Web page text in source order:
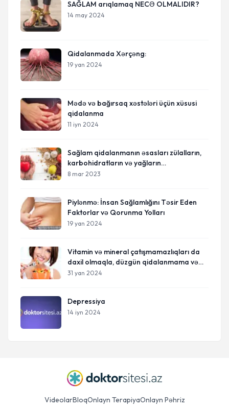
SAĞLAM arıqlamaq NECƏ OLMALIDIR?
14 may 2024
Qidalanmada Xərçəng:
19 yan 2024
Mədə və bağırsaq xəstələri üçün xüsusi
qidalanma
11 iyn 2024
Sağlam qidalanmanın əsasları zülalların,
karbohidratların və yağların
tarazlaşdırılmasıdır"
8 mar 2023
Piylənmə: İnsan Sağlamlığını Təsir Eden
Faktorlar və Qorunma Yolları
19 yan 2024
Vitamin və mineral çatışmamazlıqları da
daxil olmaqla, düzgün qidalanmama və
qeyri-kafi qidalanma
31 yan 2024
Depressiya
14 iyn 2024
VideolarBloqOnlayn TerapiyaOnlayn Pəhriz